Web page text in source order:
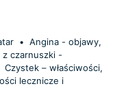
• Angina - objawy,
z czarnuszki -
Czystek – właściwości,
lecznicze i